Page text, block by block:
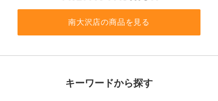
南大沢店の商品を見る
キーワードから探す